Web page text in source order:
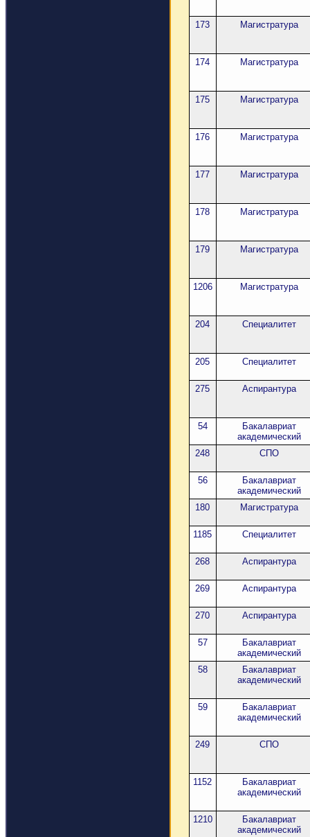
173 Магистратура
174 Магистратура
175 Магистратура
176 Магистратура
177 Магистратура
178 Магистратура
179 Магистратура
1206 Магистратура
204 Специалитет
205 Специалитет
275 Аспирантура
54
Бакалавриат
академический
248
СПО
56
Бакалавриат
академический
180
Магистратура
1185 Специалитет
268 Аспирантура
269 Аспирантура
270 Аспирантура
57
Бакалавриат
академический
58
Бакалавриат
академический
59
Бакалавриат
академический
249 СПО
1152
Бакалавриат
академический
1210
Бакалавриат
академический